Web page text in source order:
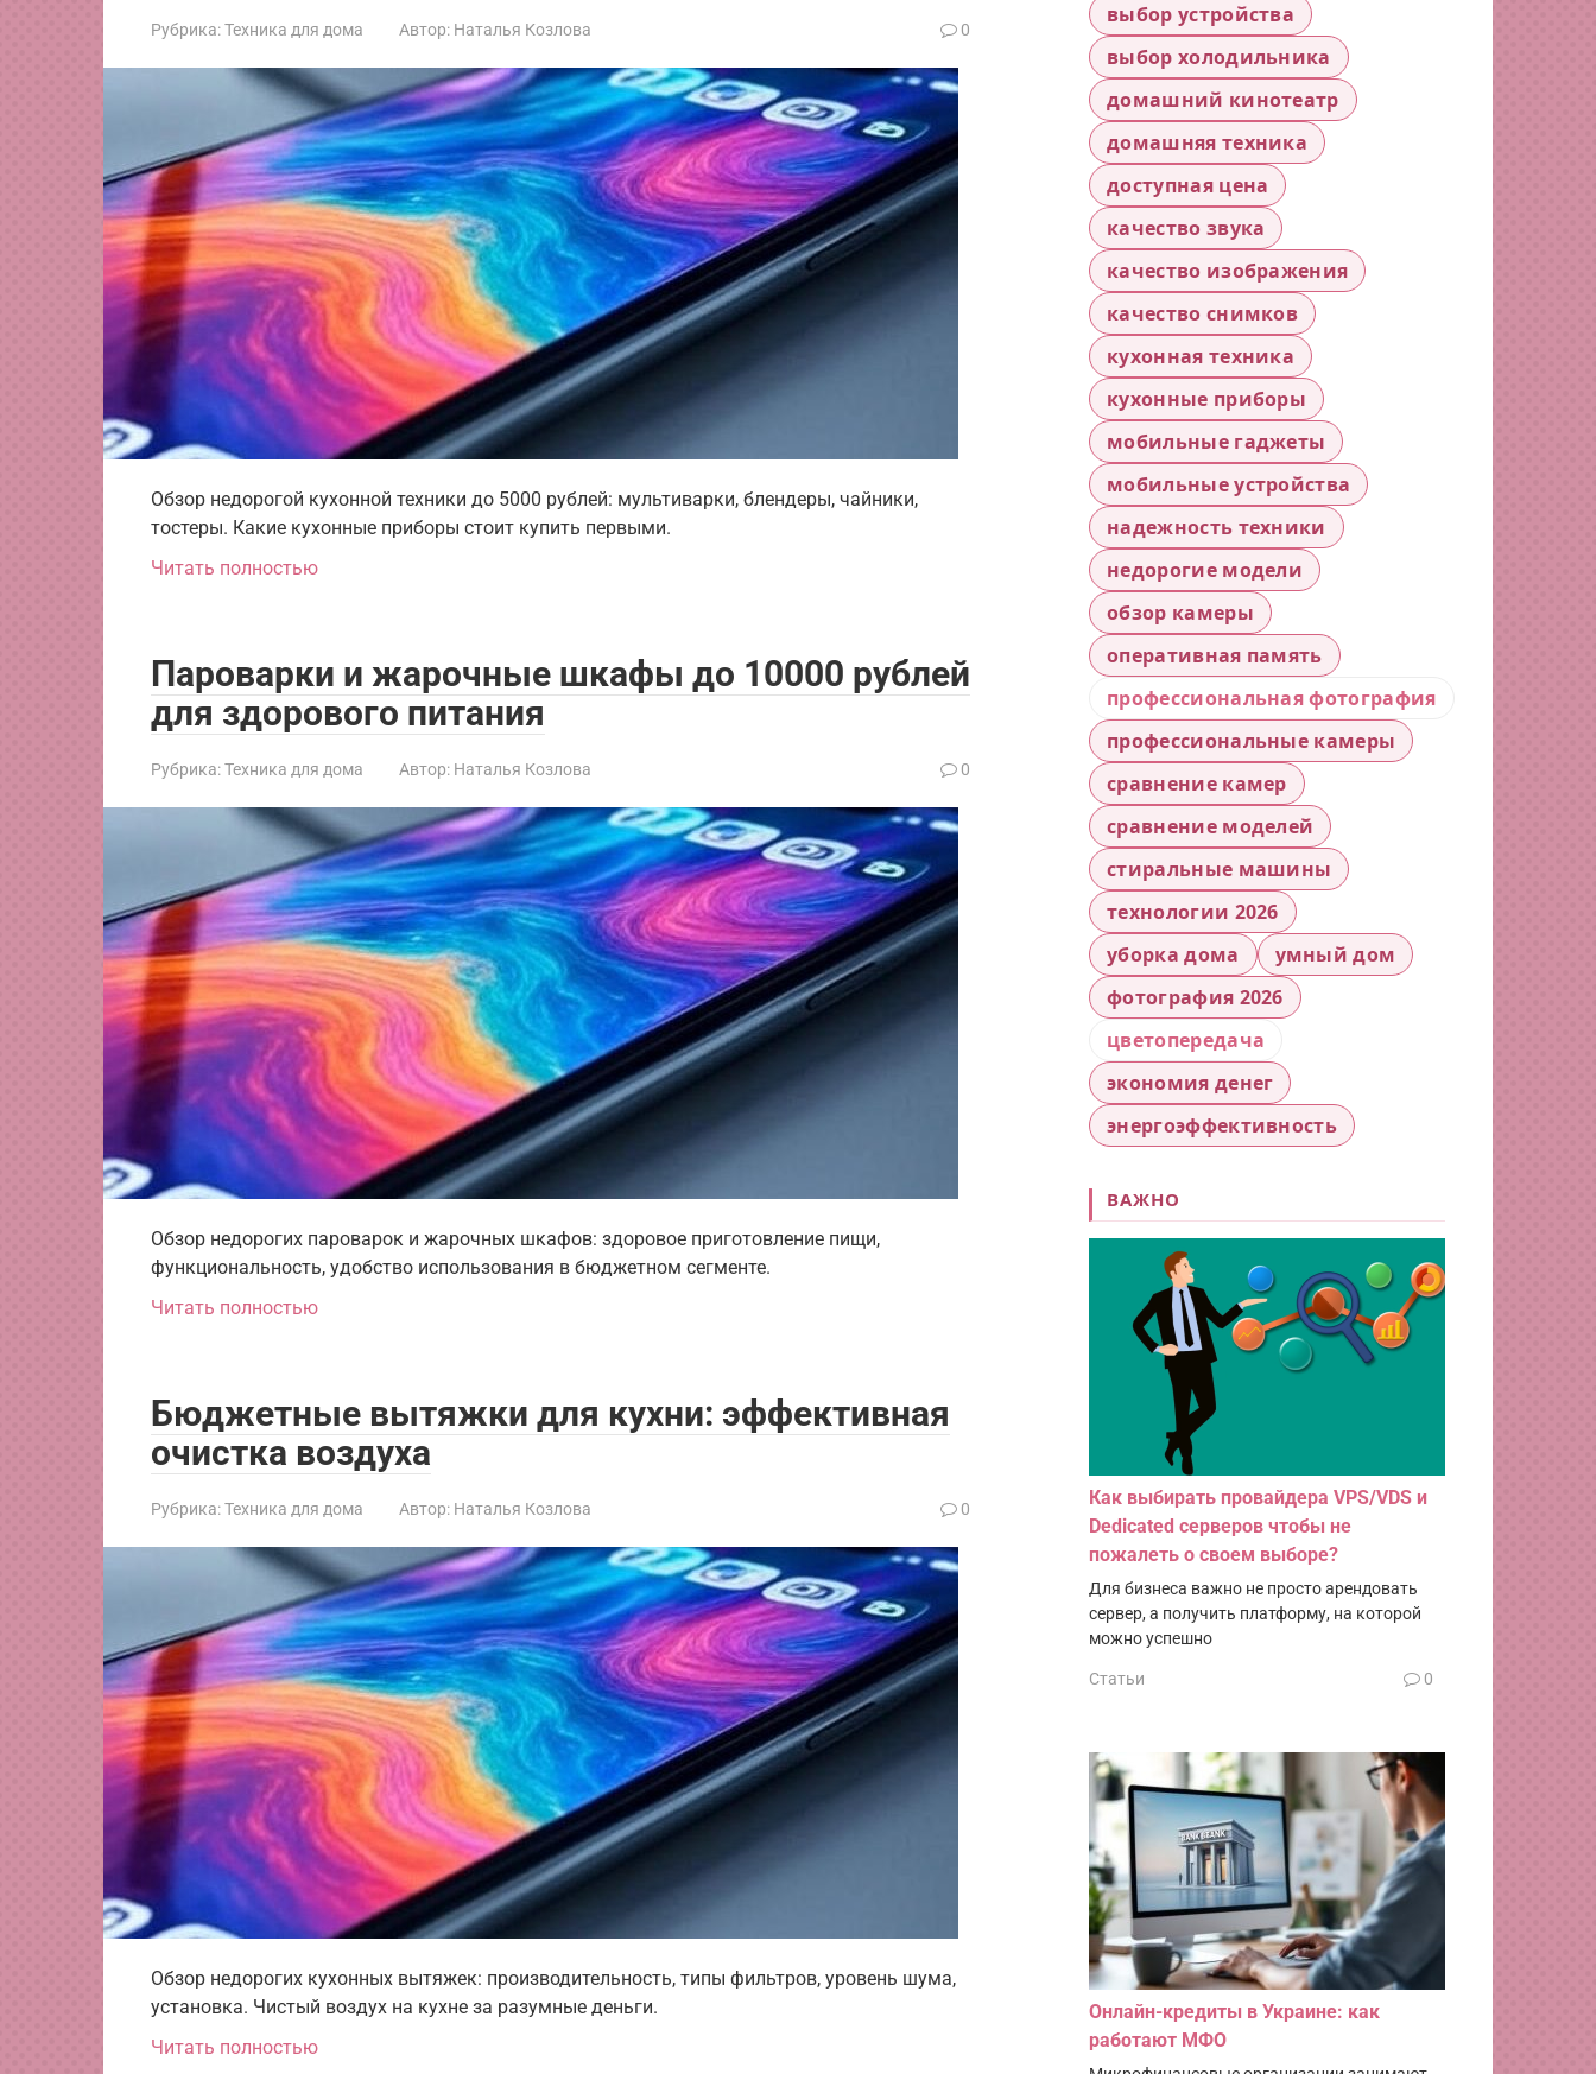
Рубрика:Техника для дома Автор: Наталья Козлова 0
Обзор недорогой кухонной техники до 5000 рублей: мультиварки, блендеры, чайники,
тостеры. Какие кухонные приборы стоит купить первыми.
Читать полностью
Пароварки и жарочные шкафы до 10000 рублей
для здорового питания
Рубрика:Техника для дома Автор: Наталья Козлова 0
Обзор недорогих пароварок и жарочных шкафов: здоровое приготовление пищи,
функциональность, удобство использования в бюджетном сегменте.
Читать полностью
Бюджетные вытяжки для кухни: эффективная
очистка воздуха
Рубрика:Техника для дома Автор: Наталья Козлова 0
Обзор недорогих кухонных вытяжек: производительность, типы фильтров, уровень шума,
установка. Чистый воздух на кухне за разумные деньги.
Читать полностью
выбор устройства
выбор холодильника
домашний кинотеатр
домашняя техника
доступная цена
качество звука
качество изображения
качество снимков
кухонная техника
кухонные приборы
мобильные гаджеты
мобильные устройства
надежность техники
недорогие модели
обзор камеры
оперативная память
профессиональная фотография
профессиональные камеры
сравнение камер
сравнение моделей
стиральные машины
технологии 2026
уборка дома
умный дом
фотография 2026
цветопередача
экономия денег
энергоэффективность
ВАЖНО
Как выбирать провайдера VPS/VDS и
Dedicated серверов чтобы не
пожалеть о своем выборе?
Для бизнеса важно не просто арендовать
сервер, а получить платформу, на которой
можно успешно
Статьи 0
Онлайн-кредиты в Украине: как
работают МФО